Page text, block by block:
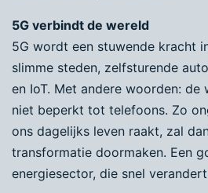
5G verbindt de wereld
5G wordt een stuwende kracht
slimme steden, zelfsturende
en IoT. Met andere woorden: de
niet beperkt tot telefoons. Zo
ons dagelijks leven raakt, zal
transformatie doormaken. Een
energiesector, die snel